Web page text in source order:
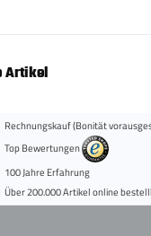
Artikel
Rechnungskauf (Bonität
Top Bewertungen
100 Jahre Erfahrung
Über 200.000 Artikel online